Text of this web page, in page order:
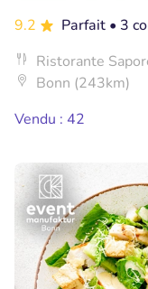
9.2
Parfait • 3
Ristorante
Bonn (243km)
Vendu : 42